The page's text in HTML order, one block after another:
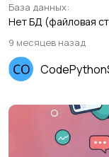
База данных:
Нет БД (файловая
9 месяцев назад